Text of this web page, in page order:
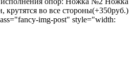
во все стороны(+350руб.)
img-post" style="width: